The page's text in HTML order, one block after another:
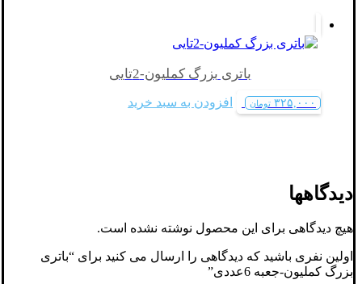
باتری بزرگ کملیون-2تایی
۳۲۵,۰۰۰ تومان افزودن به سبد خرید
دیدگاهها
هیچ دیدگاهی برای این محصول نوشته نشده است.
اولین نفری باشید که دیدگاهی را ارسال می کنید برای “باتری
بزرگ کملیون-جعبه 6عددی”